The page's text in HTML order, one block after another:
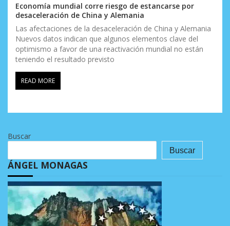
Economía mundial corre riesgo de estancarse por
desaceleración de China y Alemania
Las afectaciones de la desaceleración de China y Alemania
Nuevos datos indican que algunos elementos clave del
optimismo a favor de una reactivación mundial no están
teniendo el resultado previsto
READ MORE
Buscar
Buscar
ÁNGEL MONAGAS